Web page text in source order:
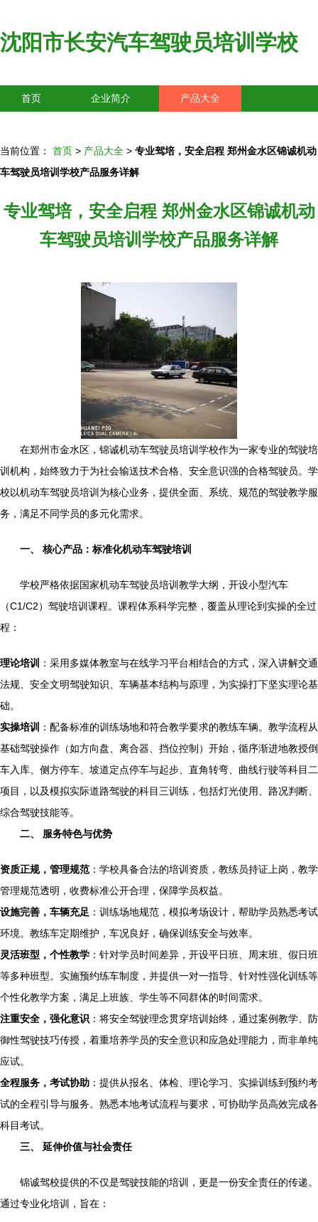
沈阳市长安汽车驾驶员培训学校
首页 企业简介 产品大全
当前位置： 首页 > 产品大全 > 专业驾培，安全启程 郑州金水区锦诚机动
车驾驶员培训学校产品服务详解
专业驾培，安全启程 郑州金水区锦诚机动
车驾驶员培训学校产品服务详解
在郑州市金水区，锦诚机动车驾驶员培训学校作为一家专业的驾驶培
训机构，始终致力于为社会输送技术合格、安全意识强的合格驾驶员。学
校以机动车驾驶员培训为核心业务，提供全面、系统、规范的驾驶教学服
务，满足不同学员的多元化需求。
一、 核心产品：标准化机动车驾驶培训
学校严格依据国家机动车驾驶员培训教学大纲，开设小型汽车
（C1/C2）驾驶培训课程。课程体系科学完整，覆盖从理论到实操的全过
程：
理论培训
：采用多媒体教室与在线学习平台相结合的方式，深入讲解交通
法规、安全文明驾驶知识、车辆基本结构与原理，为实操打下坚实理论基
础。
实操培训
：配备标准的训练场地和符合教学要求的教练车辆。教学流程从
基础驾驶操作（如方向盘、离合器、挡位控制）开始，循序渐进地教授倒
车入库、侧方停车、坡道定点停车与起步、直角转弯、曲线行驶等科目二
项目，以及模拟实际道路驾驶的科目三训练，包括灯光使用、路况判断、
综合驾驶技能等。
二、 服务特色与优势
资质正规，管理规范 ：学校具备合法的培训资质，教练员持证上岗，教学
管理规范透明，收费标准公开合理，保障学员权益。
设施完善，车辆充足 ：训练场地规范，模拟考场设计，帮助学员熟悉考试
环境。教练车定期维护，车况良好，确保训练安全与效率。
灵活班型，个性教学 ：针对学员时间差异，开设平日班、周末班、假日班
等多种班型。实施预约练车制度，并提供一对一指导、针对性强化训练等
个性化教学方案，满足上班族、学生等不同群体的时间需求。
注重安全，强化意识 ：将安全驾驶理念贯穿培训始终，通过案例教学、防
御性驾驶技巧传授，着重培养学员的安全意识和应急处理能力，而非单纯
应试。
全程服务，考试协助 ：提供从报名、体检、理论学习、实操训练到预约考
试的全程引导与服务。熟悉本地考试流程与要求，可协助学员高效完成各
科目考试。
三、 延伸价值与社会责任
锦诚驾校提供的不仅是驾驶技能的培训，更是一份安全责任的传递。
通过专业化培训，旨在：